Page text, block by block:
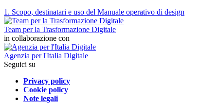
1. Scopo, destinatari e uso del Manuale operativo di design
Team per la Trasformazione Digitale
in collaborazione con
Agenzia per l'Italia Digitale
Seguici su
Privacy policy
Cookie policy
Note legali